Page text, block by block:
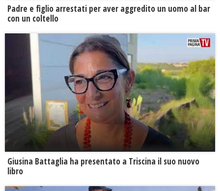
Padre e figlio arrestati per aver aggredito un uomo al bar
con un coltello
Giusina Battaglia ha presentato a Triscina il suo nuovo
libro